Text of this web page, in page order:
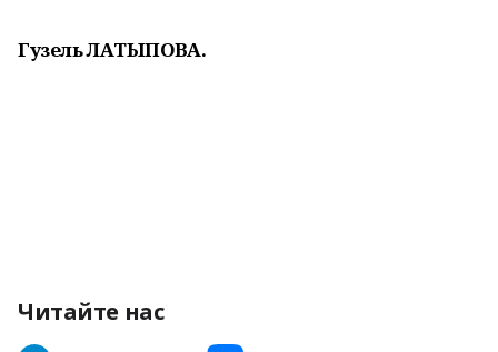
Гузель ЛАТЫПОВА.
Читайте нас